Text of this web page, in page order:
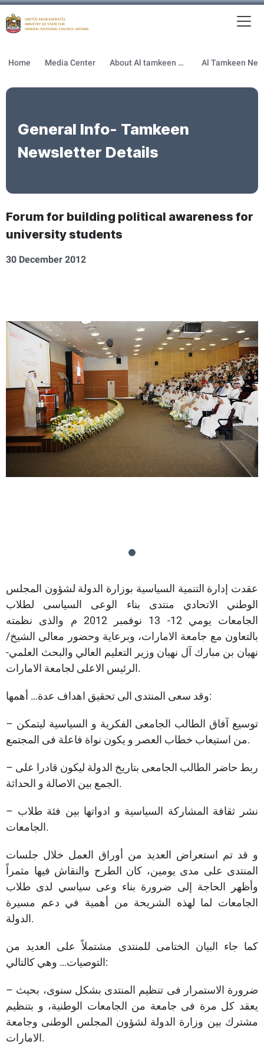
Home Media Center About Al tamkeen newsletter
General Info- Tamkeen
Newsletter Details
Forum for building political awareness for
university students
30 December 2012
عقدت إدارة التنمية السياسية بوزارة الدولة لشؤون المجلس
الوطني الاتحادي منتدى بناء الوعى السياسى لطلاب
الجامعات يومي 12- 13 نوفمبر 2012 م والذى نظمته
بالتعاون مع جامعة الامارات، وبرعاية وحضور معالى الشيخ/
نهيان بن مبارك آل نهيان وزير التعليم العالي والبحث العلمي-
الرئيس الاعلى لجامعة الامارات.
وقد سعى المنتدى الى تحقيق اهداف عدة… أهمها:
– توسيع آفاق الطالب الجامعى الفكرية و السياسية ليتمكن
من استيعاب خطاب العصر و يكون نواة فاعلة فى المجتمع.
– ربط حاضر الطالب الجامعى بتاريخ الدولة ليكون قادرا على
الجمع بين الاصالة و الحداثة.
– نشر ثقافة المشاركة السياسية و ادواتها بين فئة طلاب
الجامعات.
و قد تم استعراض العديد من أوراق العمل خلال جلسات
المنتدى على مدى يومين، كان الطرح والنقاش فيها مثمراً
وأظهر الحاجة إلى ضرورة بناء وعى سياسي لدى طلاب
الجامعات لما لهذه الشريحة من أهمية في دعم مسيرة
الدولة.
كما جاء البيان الختامى للمنتدى مشتملاً على العديد من
التوصيات… وهي كالتالي:
– ضرورة الاستمرار فى تنظيم المنتدى بشكل سنوى، بحيث
يعقد كل مرة فى جامعة من الجامعات الوطنية، و بتنظيم
مشترك بين وزارة الدولة لشؤون المجلس الوطنى وجامعة
الامارات.